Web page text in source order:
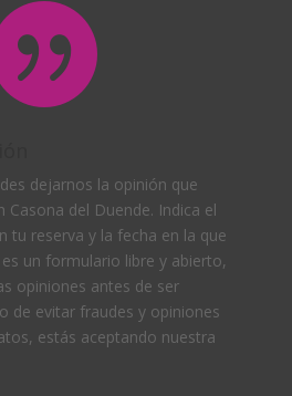
dejarnos la opinión que
Casona del Duende. Indica el
tu reserva y la fecha en la que
un formulario libre y abierto,
opiniones antes de ser
de evitar fraudes y opiniones
estás aceptando nuestra